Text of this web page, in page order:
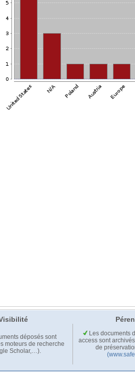
déposés sont
moteurs de recherche
Scholar,…).
Les documents
access sont
de